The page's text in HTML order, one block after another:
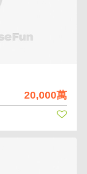
20,000萬